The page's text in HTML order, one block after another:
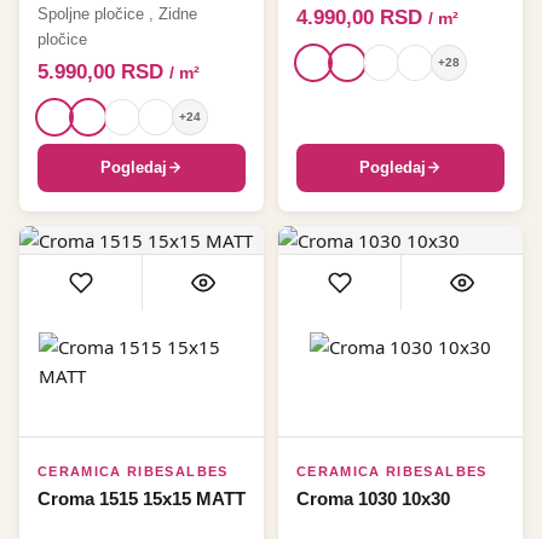
Spoljne pločice
Zidne
pločice
5.990,00 RSD / m²
+24
Pogledaj
4.990,00 RSD / m²
+28
Pogledaj
CERAMICA RIBESALBES
Croma 1515 15x15 MATT
CERAMICA RIBESALBES
Croma 1030 10x30